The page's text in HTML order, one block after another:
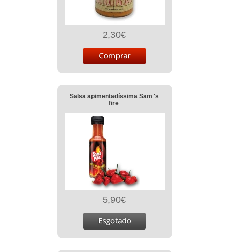
2,30€
Salsa apimentadíssima Sam 's
fire
5,90€